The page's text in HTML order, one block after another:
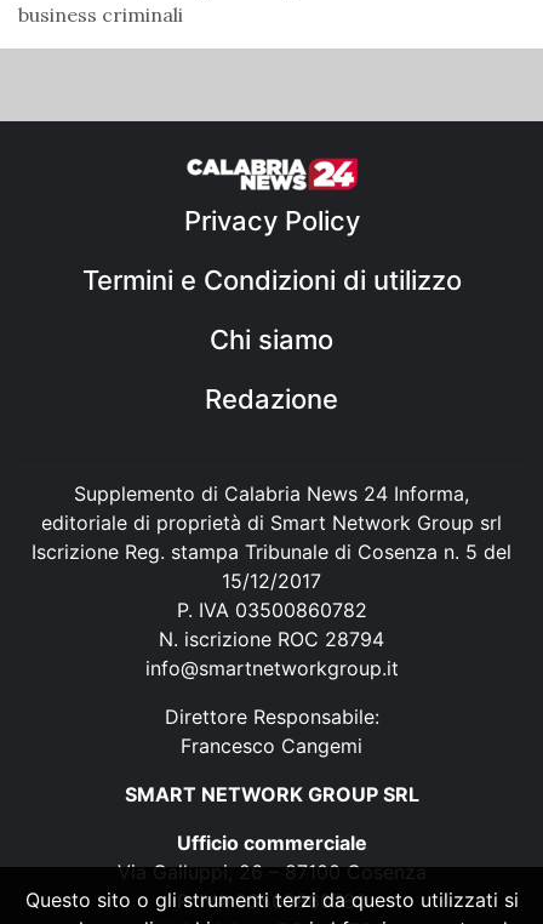
business criminali
Privacy Policy
Termini e Condizioni di utilizzo
Chi siamo
Redazione
Supplemento di Calabria News 24 Informa,
editoriale di proprietà di Smart Network Group srl
Iscrizione Reg. stampa Tribunale di Cosenza n. 5 del
15/12/2017
P. IVA 03500860782
N. iscrizione ROC 28794
info@smartnetworkgroup.it
Direttore Responsabile:
Francesco Cangemi
SMART NETWORK GROUP SRL
Ufficio commerciale
Via Galluppi, 26 – 87100 Cosenza
P. IVA 03500860782
Questo sito o gli strumenti terzi da questo utilizzati si